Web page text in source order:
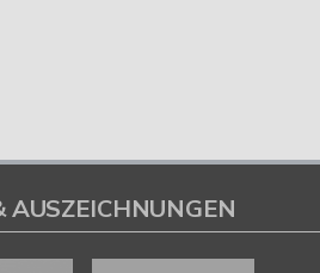
AUSZEICHNUNGEN